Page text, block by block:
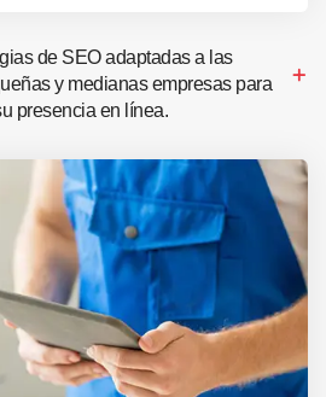
de SEO adaptadas a las
y medianas empresas para
presencia en línea.